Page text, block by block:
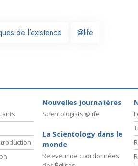
de l’existence @life
Nouvelles journalières
Scientologists @life
La Scientology dans le
monde
Releveur de coordonnées